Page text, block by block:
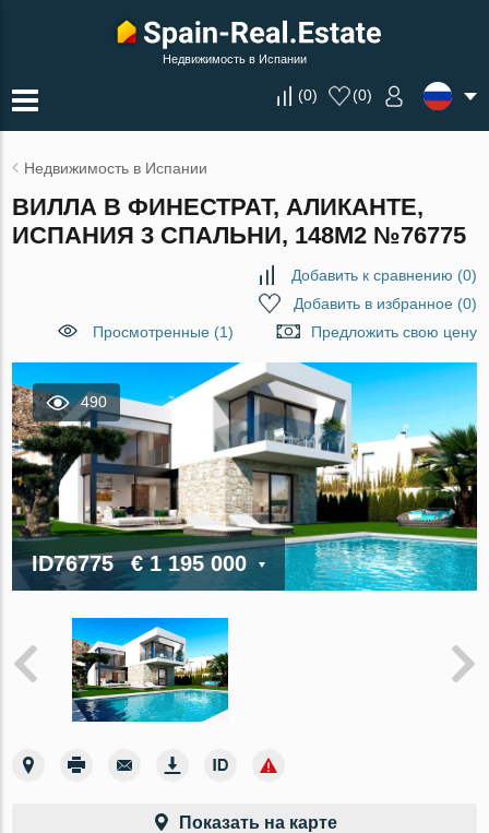
Недвижимость в Испании
(0) (0)
Недвижимость в Испании
ВИЛЛА В ФИНЕСТРАТ, АЛИКАНТЕ,
ИСПАНИЯ 3 СПАЛЬНИ, 148М2 №76775
Добавить к сравнению (0)
Добавить в избранное(0)
Просмотренные (1)
Предложить свою цену
490
ID76775 € 1 195 000
Показать на карте